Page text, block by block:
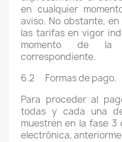
en cualquier
aviso. No obstante,
las tarifas en vigor
momento de la
correspondiente.
6.2 Formas de pago.
Para proceder al
todas y cada una
muestren en la fase
electrónica,